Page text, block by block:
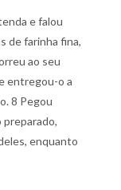
e falou
de farinha fina,
ao seu
entregou-o a
8 Pegou
preparado,
enquanto